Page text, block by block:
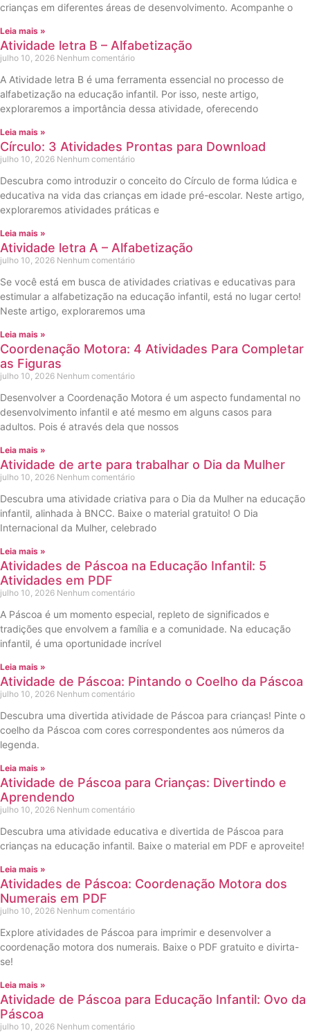
crianças em diferentes áreas de desenvolvimento. Acompanhe o
Leia mais »
Atividade letra B – Alfabetização
julho 10, 2026 Nenhum comentário
A Atividade letra B é uma ferramenta essencial no processo de
alfabetização na educação infantil. Por isso, neste artigo,
exploraremos a importância dessa atividade, oferecendo
Leia mais »
Círculo: 3 Atividades Prontas para Download
julho 10, 2026 Nenhum comentário
Descubra como introduzir o conceito do Círculo de forma lúdica e
educativa na vida das crianças em idade pré-escolar. Neste artigo,
exploraremos atividades práticas e
Leia mais »
Atividade letra A – Alfabetização
julho 10, 2026 Nenhum comentário
Se você está em busca de atividades criativas e educativas para
estimular a alfabetização na educação infantil, está no lugar certo!
Neste artigo, exploraremos uma
Leia mais »
Coordenação Motora: 4 Atividades Para Completar
as Figuras
julho 10, 2026 Nenhum comentário
Desenvolver a Coordenação Motora é um aspecto fundamental no
desenvolvimento infantil e até mesmo em alguns casos para
adultos. Pois é através dela que nossos
Leia mais »
Atividade de arte para trabalhar o Dia da Mulher
julho 10, 2026 Nenhum comentário
Descubra uma atividade criativa para o Dia da Mulher na educação
infantil, alinhada à BNCC. Baixe o material gratuito! O Dia
Internacional da Mulher, celebrado
Leia mais »
Atividades de Páscoa na Educação Infantil: 5
Atividades em PDF
julho 10, 2026 Nenhum comentário
A Páscoa é um momento especial, repleto de significados e
tradições que envolvem a família e a comunidade. Na educação
infantil, é uma oportunidade incrível
Leia mais »
Atividade de Páscoa: Pintando o Coelho da Páscoa
julho 10, 2026 Nenhum comentário
Descubra uma divertida atividade de Páscoa para crianças! Pinte o
coelho da Páscoa com cores correspondentes aos números da
legenda.
Leia mais »
Atividade de Páscoa para Crianças: Divertindo e
Aprendendo
julho 10, 2026 Nenhum comentário
Descubra uma atividade educativa e divertida de Páscoa para
crianças na educação infantil. Baixe o material em PDF e aproveite!
Leia mais »
Atividades de Páscoa: Coordenação Motora dos
Numerais em PDF
julho 10, 2026 Nenhum comentário
Explore atividades de Páscoa para imprimir e desenvolver a
coordenação motora dos numerais. Baixe o PDF gratuito e divirta-
se!
Leia mais »
Atividade de Páscoa para Educação Infantil: Ovo da
Páscoa
julho 10, 2026 Nenhum comentário